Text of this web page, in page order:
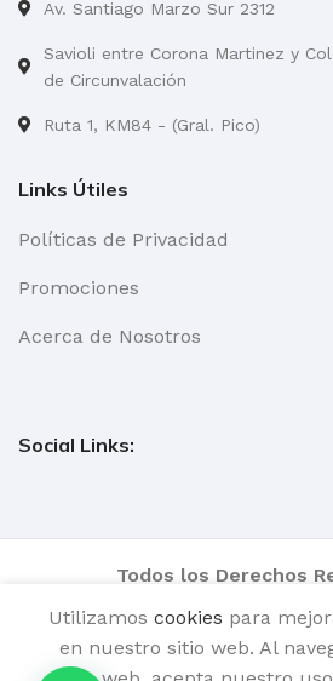
Av. Santiago Marzo Sur 2312
Savioli entre Corona Martinez y
de Circunvalación
Ruta 1, KM84 - (Gral. Pico)
Links Útiles
Políticas de Privacidad
Promociones
Acerca de Nosotros
Social Links:
Todos los Derechos
Utilizamos cookies para
en nuestro sitio web. Al